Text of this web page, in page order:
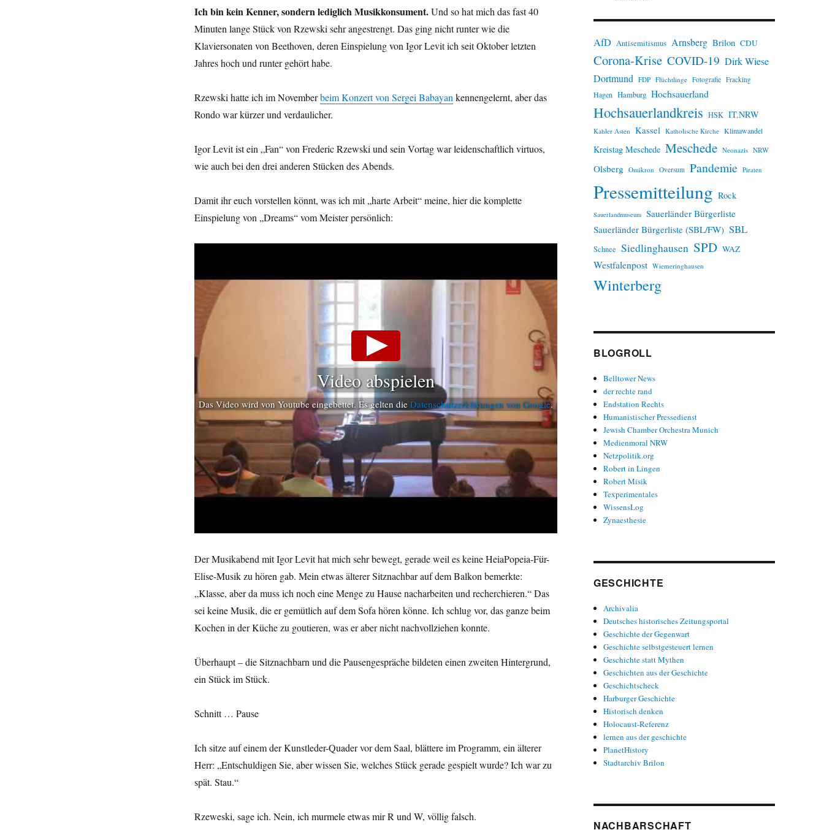
Ich bin kein Kenner, sondern lediglich Musikkonsument.Und so hat mich das fast 40
Minuten lange Stück von Rzewski sehr angestrengt. Das ging nicht runter wie die
Klaviersonaten von Beethoven, deren Einspielung von Igor Levit ich seit Oktober letzten
Jahres hoch und runter gehört habe.
Rzewski hatte ich im Novemberbeim Konzert von Sergei Babayan kennengelernt, aber das
Rondo war kürzer und verdaulicher.
Igor Levit ist ein „Fan“ von Frederic Rzewski und sein Vortag war leidenschaftlich virtuos,
wie auch bei den drei anderen Stücken des Abends.
Damit ihr euch vorstellen könnt, was ich mit „harte Arbeit“ meine, hier die komplette
Einspielung von „Dreams“ vom Meister persönlich:
Video abspielen
Das Video wird von Youtube eingebettet. Es gelten die Datenschutzerklärungen von Google.
Der Musikabend mit Igor Levit hat mich sehr bewegt, gerade weil es keine HeiaPopeia-Für-
Elise-Musik zu hören gab. Mein etwas älterer Sitznachbar auf dem Balkon bemerkte:
„Klasse, aber da muss ich noch eine Menge zu Hause nacharbeiten und recherchieren.“ Das
sei keine Musik, die er gemütlich auf dem Sofa hören könne. Ich schlug vor, das ganze beim
Kochen in der Küche zu goutieren, was er aber nicht nachvollziehen konnte.
Überhaupt – die Sitznachbarn und die Pausengespräche bildeten einen zweiten Hintergrund,
ein Stück im Stück.
Schnitt … Pause
Ich sitze auf einem der Kunstleder-Quader vor dem Saal, blättere im Programm, ein älterer
Herr: „Entschuldigen Sie, aber wissen Sie, welches Stück gerade gespielt wurde? Ich war zu
spät. Stau.“
Rzeweski, sage ich. Nein, ich murmele etwas mir R und W, völlig falsch.
w
AfD Antisemitismus Arnsberg Brilon CDU
Corona-Krise COVID-19 Dirk Wiese
Dortmund FDP Flüchtlinge Fotografie Fracking
Hagen Hamburg Hochsauerland
Hochsauerlandkreis HSK IT.NRW
Kahler Asten Kassel Katholische Kirche Klimawandel
Kreistag Meschede Meschede Neonazis NRW
Olsberg Omikron Oversum Pandemie Piraten
Pressemitteilung Rock
Sauerlandmuseum Sauerländer Bürgerliste
Sauerländer Bürgerliste (SBL/FW) SBL
Schnee Siedlinghausen SPD WAZ
Westfalenpost Wiemeringhausen
Winterberg
BLOGROLL
Belltower News
der rechte rand
Endstation Rechts
Humanistischer Pressedienst
Jewish Chamber Orchestra Munich
Medienmoral NRW
Netzpolitik.org
Robert in Lingen
Robert Misik
Texperimentales
WissensLog
Zynaesthesie
GESCHICHTE
Archivalia
Deutsches historisches Zeitungsportal
Geschichte der Gegenwart
Geschichte selbstgesteuert lernen
Geschichte statt Mythen
Geschichten aus der Geschichte
Geschichtscheck
Harburger Geschichte
Historisch denken
Holocaust-Referenz
lernen aus der geschichte
PlanetHistory
Stadtarchiv Brilon
NACHBARSCHAFT